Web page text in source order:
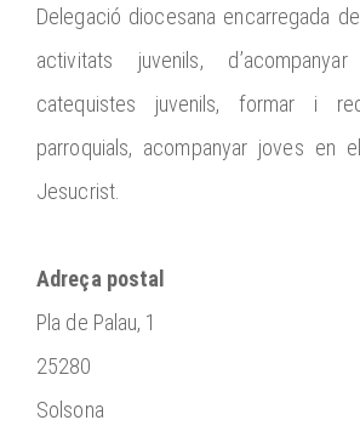
Delegació diocesana encarregada
activitats juvenils,
catequistes juvenils, formar i
parroquials, acompanyar joves en
Jesucrist.
Adreça postal
Pla de Palau, 1
25280
Solsona